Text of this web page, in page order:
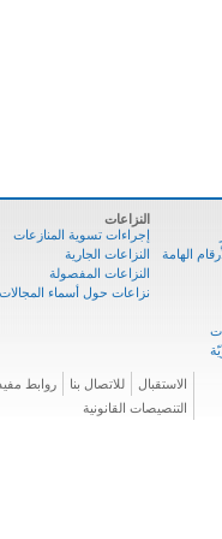
الهامة
النزاعات
إجراءات تسوية المنازعات
النزاعات الجارية
النزاعات المفصولة
نزاعات حول أسماء المجالات
الاستقبال للاتصال بنا روابط مفيدة
التنصيصات القانونية